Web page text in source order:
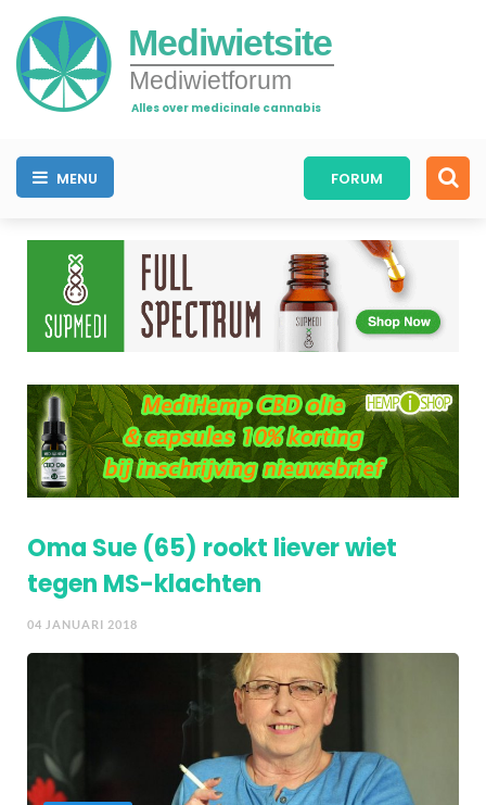
Mediwietsite
Mediwietforum
Alles over medicinale cannabis
MENU FORUM
Oma Sue (65) rookt liever wiet
tegen MS-klachten
04 JANUARI 2018